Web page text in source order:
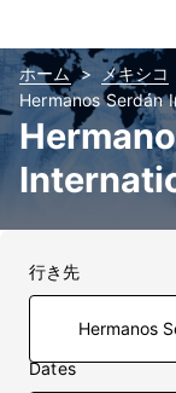
ホーム
メキシコ
Hermanos Serdán
ホテル
行き先
Dates